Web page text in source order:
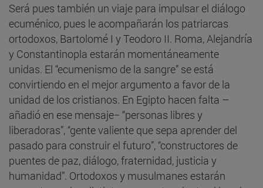
Será pues también un viaje para impulsar el diálogo
ecuménico, pues le acompañarán los patriarcas
ortodoxos, Bartolomé I y Teodoro II. Roma, Alejandría
y Constantinopla estarán momentáneamente
unidas. El “ecumenismo de la sangre” se está
convirtiendo en el mejor argumento a favor de la
unidad de los cristianos. En Egipto hacen falta –
añadió en ese mensaje− “personas libres y
liberadoras”, “gente valiente que sepa aprender del
pasado para construir el futuro”, “constructores de
puentes de paz, diálogo, fraternidad, justicia y
humanidad”. Ortodoxos y musulmanes estarán